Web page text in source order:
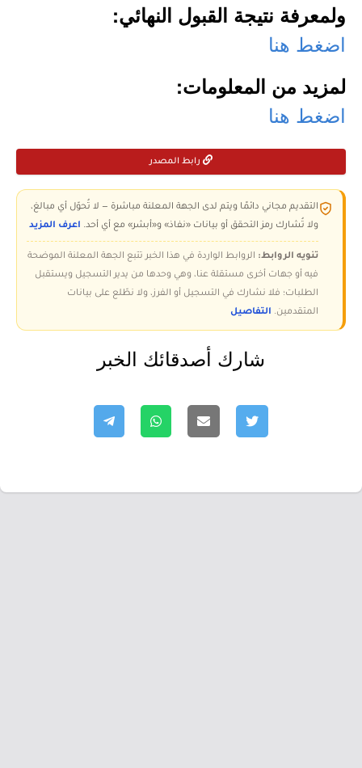
ولمعرفة نتيجة القبول النهائي:
اضغط هنا
لمزيد من المعلومات:
اضغط هنا
رابط المصدر
التقديم مجاني دائمًا ويتم لدى الجهة المعلنة مباشرة — لا تُحوّل أي مبالغ،
ولا تُشارك رمز التحقق أو بيانات «نفاذ» و«أبشر» مع أي أحد. اعرف المزيد
تنويه الروابط: الروابط الواردة في هذا الخبر تتبع الجهة المعلنة الموضحة
فيه أو جهات أخرى مستقلة عنا، وهي وحدها من يدير التسجيل ويستقبل
الطلبات؛ فلا نشارك في التسجيل أو الفرز، ولا نطّلع على بيانات
المتقدمين. التفاصيل
شارك أصدقائك الخبر